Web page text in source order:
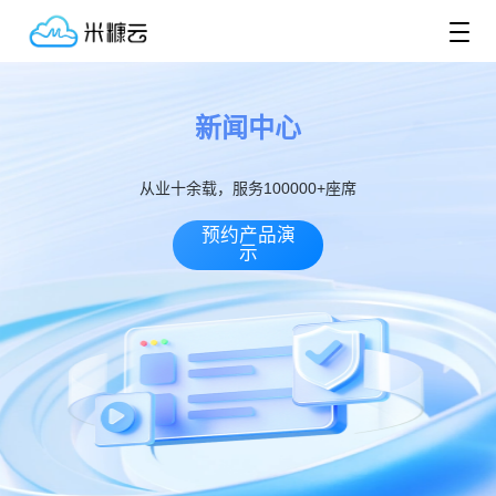
新闻中心
从业十余载，服务100000+座席
预约产品演
示